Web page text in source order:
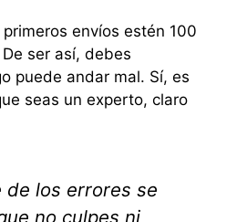
envíos estén 100
ser así, debes
puede andar mal. Sí, es
seas un experto, claro
de los errores se
no culpes ni